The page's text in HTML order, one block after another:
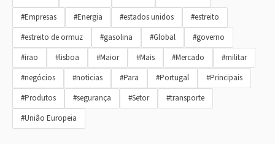
#Empresas
#Energia #estados unidos
#estreito
#estreito de ormuz
#gasolina #Global
#governo
#irao
#lisboa #Maior #Mais #Mercado
#militar
#negócios
#noticias #Para #Portugal
#Principais
#Produtos
#segurança #Setor
#transporte
#União Europeia